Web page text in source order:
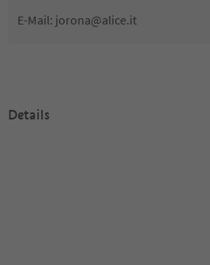
E-Mail: jorona@alice.it
Details